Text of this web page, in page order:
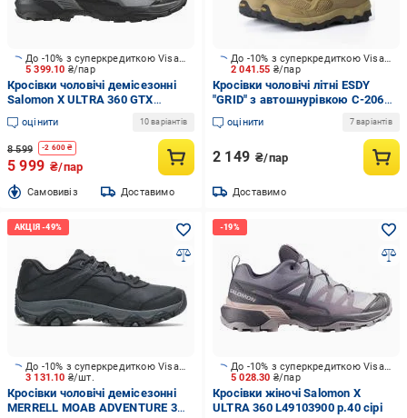
5 399.10 ₴/пар
До -10% з суперкредиткою Visa Вигода
Кросівки чоловічі демісезонні
Salomon X ULTRA 360 GTX
L47453200 р.43 1/3 чорні
оцінити 10 варіантів
8 599 -2 600 ₴
5 999 ₴/пар
Cамовивіз Доставимо
2 041.55 ₴/пар
До -10% з суперкредиткою Visa Вигода
Кросівки чоловічі літні ESDY
"GRID" з автошнурівкою С-206
р.45 coyote
оцінити 7 варіантів
2 149 ₴/пар
Доставимо
3 131.10 ₴/шт.
До -10% з суперкредиткою Visa Вигода
Кросівки чоловічі демісезонні
MERRELL MOAB ADVENTURE 3
5 028.30 ₴/пар
До -10% з суперкредиткою Visa Вигода
Кросівки жіночі Salomon X
ULTRA 360 L49103900 р.40 сірі